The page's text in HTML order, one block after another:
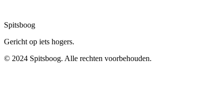
Spitsboog
Gericht op iets hogers.
© 2024 Spitsboog. Alle rechten voorbehouden.